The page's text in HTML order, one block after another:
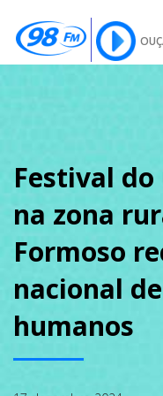
SOBRE
PODCAST
Festival
na zona
Formoso
nacional
humanos